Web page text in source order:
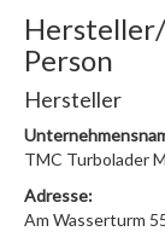
Person
Hersteller
TMC Turbolader
Adresse:
Am Wasserturm